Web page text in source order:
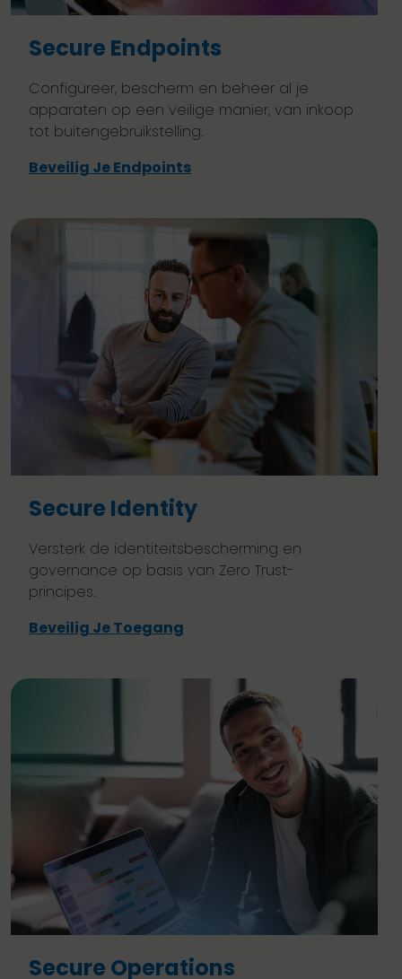
Secure Endpoints
Configureer, bescherm en beheer al je
apparaten op een veilige manier, van inkoop
tot buitengebruikstelling.
Beveilig Je Endpoints
Secure Identity
Versterk de identiteitsbescherming en
governance op basis van Zero Trust-
principes.
Beveilig Je Toegang
Secure Operations